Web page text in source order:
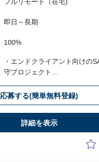
即日～長期
100%
・エンドクライアント向けの
守プロジェクト
・新規の運用開始に向けて、現
の業務を実施予定
-顧客フェイシングにおける
-若手社員への指導
応募する(簡単無料登録)
詳細を表示